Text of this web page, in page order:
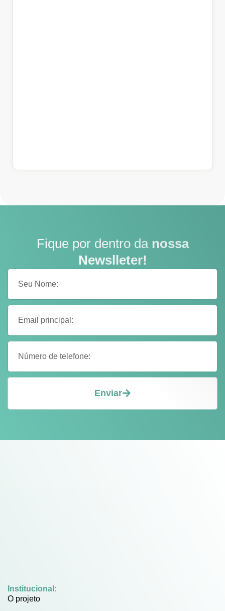
Fique por dentro da nossa
Newslleter!
Enviar
Institucional:
O projeto